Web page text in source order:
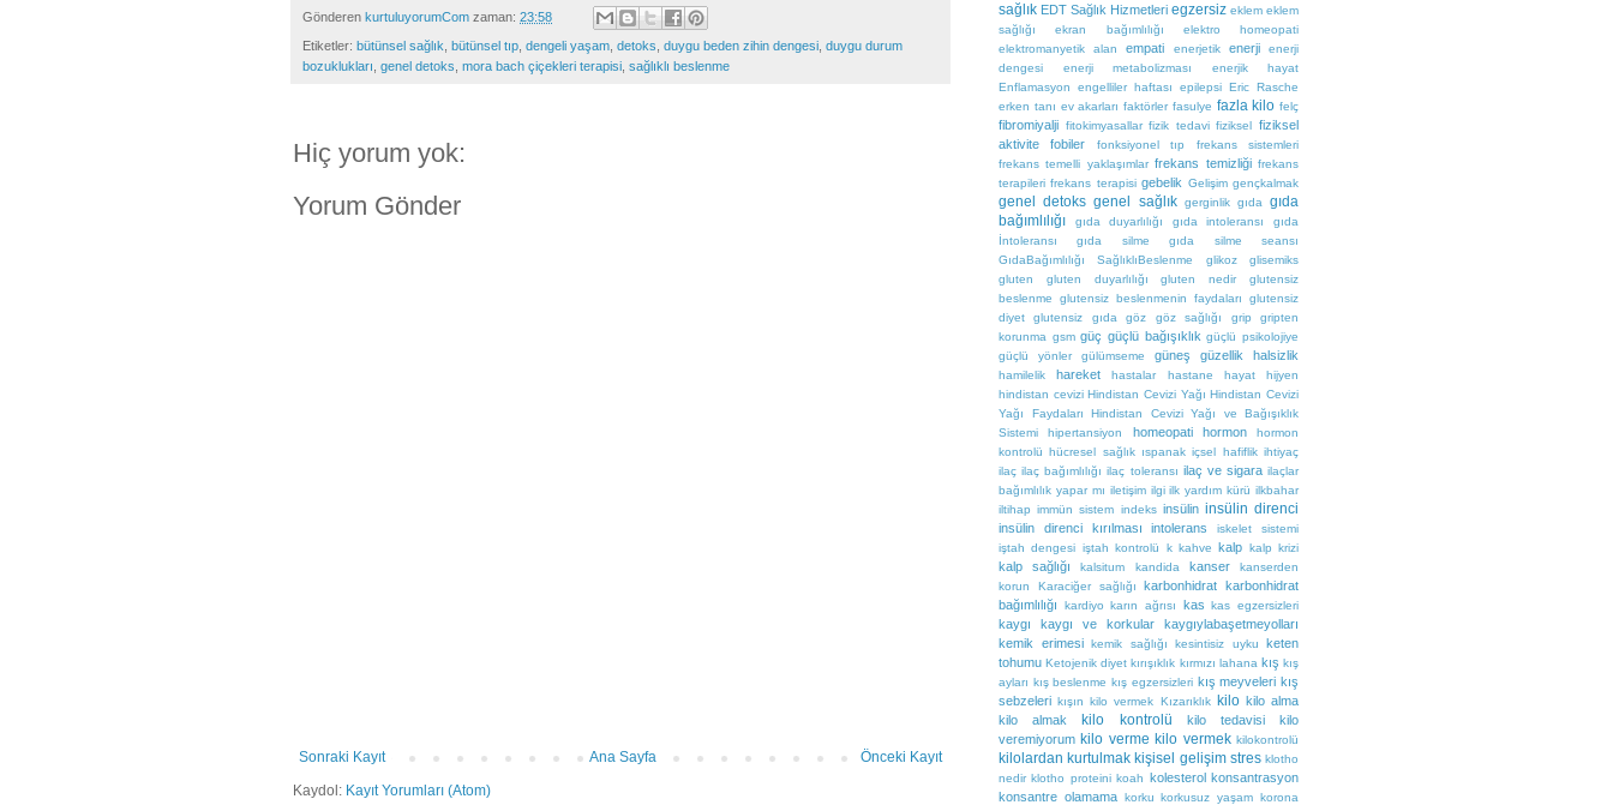
Gönderen kurtuluyorumCom zaman: 23:58
Etiketler: bütünsel sağlık bütünsel tıp dengeli yaşam detoks duygu beden zihin dengesi duygu durum
bozuklukları genel detoks mora bach çiçekleri terapisi sağlıklı beslenme
Hiç yorum yok:
Yorum Gönder
Sonraki Kayıt Önceki Kayıt
Ana Sayfa
Kaydol: Kayıt Yorumları (Atom)
sağlık EDT Sağlık Hizmetleri egzersiz eklem eklem
sağlığı
ekran bağımlılığı
elektro homeopati
elektromanyetik alan
empati enerjetik enerji
enerji
dengesi
enerji metabolizması
enerjik hayat
Enflamasyon
engelliler haftası epilepsi Eric Rasche
erken tanı ev akarları faktörler fasulye fazla kilo felç
fibromiyalji fitokimyasallar fizik tedavi fiziksel fiziksel
aktivite
fobiler fonksiyonel tıp
frekans sistemleri
frekans temelli yaklaşımlar frekans temizliği frekans
terapileri frekans terapisi gebelik Gelişim gençkalmak
genel detoks genel sağlık gerginlik gıda
gıda
bağımlılığı
gıda duyarlılığı gıda intoleransı
gıda
İntoleransı
gıda silme
gıda silme seansı
GıdaBağımlılığı SağlıklıBeslenme
glikoz
glisemiks
gluten
gluten duyarlılığı gluten nedir
glutensiz
beslenme
glutensiz beslenmenin faydaları
glutensiz
diyet
glutensiz gıda göz göz sağlığı grip
gripten
korunma gsm güç güçlü bağışıklık güçlü psikolojiye
güçlü yönler
gülümseme güneş güzellik halsizlik
hamilelik hareket hastalar hastane hayat
hijyen
hindistan cevizi Hindistan Cevizi Yağı Hindistan Cevizi
Yağı Faydaları
Hindistan Cevizi Yağı ve Bağışıklık
Sistemi
hipertansiyon homeopati hormon
hormon
kontrolü hücresel sağlık ıspanak içsel hafiflik ihtiyaç
ilaç ilaç bağımlılığı ilaç toleransı ilaç ve sigara ilaçlar
bağımlılık yapar mı iletişim ilgi ilk yardım kürü ilkbahar
iltihap immün sistem indeks insülin insülin direnci
insülin direnci kırılması intolerans
iskelet sistemi
iştah dengesi iştah kontrolü k kahve kalp kalp krizi
kalp sağlığı kalsitum kandida kanser
kanserden
korun
Karaciğer sağlığı karbonhidrat karbonhidrat
bağımlılığı
kardiyo karın ağrısı kas kas egzersizleri
kaygı kaygı ve korkular
kaygıylabaşetmeyolları
kemik erimesi kemik sağlığı kesintisiz uyku
keten
tohumu Ketojenik diyet kırışıklık kırmızı lahana kış kış
ayları kış beslenme kış egzersizleri kış meyveleri kış
sebzeleri kışın kilo vermek Kızarıklık kilo kilo alma
kilo almak
kilo kontrolü kilo tedavisi
kilo
veremiyorum kilo verme kilo vermek kilokontrolü
kilolardan kurtulmak kişisel gelişim stres klotho
nedir klotho proteini koah kolesterol konsantrasyon
konsantre olamama korku korkusuz yaşam korona